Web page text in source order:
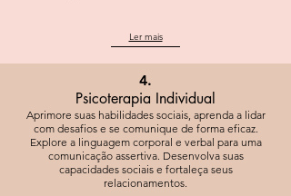
Ler mais
4.
Psicoterapia Individual
Aprimore suas habilidades sociais, aprenda a lidar
com desafios e se comunique de forma eficaz.
Explore a linguagem corporal e verbal para uma
comunicação assertiva. Desenvolva suas
capacidades sociais e fortaleça seus
relacionamentos.